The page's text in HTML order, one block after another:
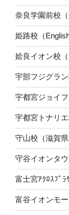
奈良学園前校（
姫路校（
姶良イオン校（
宇部フジグラン
宇都宮ジョイ
宇都宮トナリエ
守山校（滋賀県
守谷イオンタウ
富士宮ｱｸﾛｽﾌﾟﾗ
富谷イオンモー